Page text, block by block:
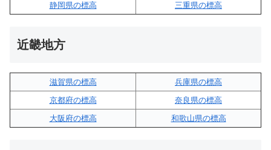
静岡県の標高
三重県の標高
近畿地方
滋賀県の標高
兵庫県の標高
京都府の標高
奈良県の標高
大阪府の標高
和歌山県の標高